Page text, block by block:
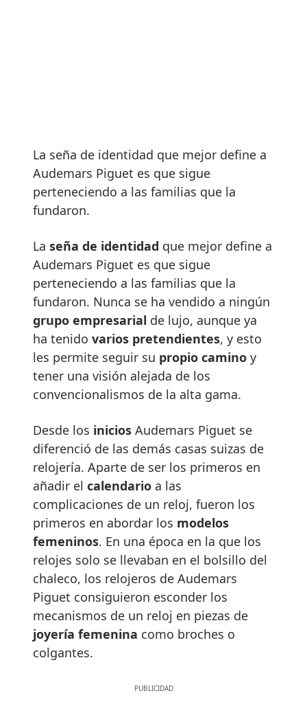
La seña de identidad que mejor define a
Audemars Piguet es que sigue
perteneciendo a las familias que la
fundaron.
La seña de identidad que mejor define a
Audemars Piguet es que sigue
perteneciendo a las familias que la
fundaron. Nunca se ha vendido a ningún
grupo empresarial de lujo, aunque ya
ha tenido varios pretendientes, y esto
les permite seguir su propio camino y
tener una visión alejada de los
convencionalismos de la alta gama.
Desde los inicios Audemars Piguet se
diferenció de las demás casas suizas de
relojería. Aparte de ser los primeros en
añadir el calendario a las
complicaciones de un reloj, fueron los
primeros en abordar los modelos
femeninos. En una época en la que los
relojes solo se llevaban en el bolsillo del
chaleco, los relojeros de Audemars
Piguet consiguieron esconder los
mecanismos de un reloj en piezas de
joyería femenina como broches o
colgantes.